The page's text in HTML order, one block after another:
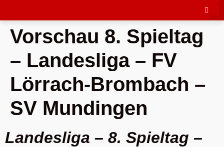
Vorschau 8. Spieltag
– Landesliga – FV
Lörrach-Brombach –
SV Mundingen
Landesliga – 8. Spieltag –